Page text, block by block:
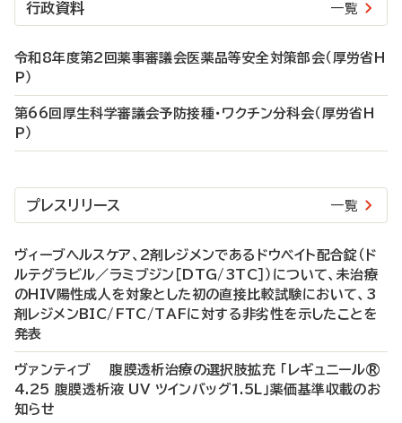
行政資料 一覧
令和8年度第2回薬事審議会医薬品等安全対策部会（厚労省H
P）
第66回厚生科学審議会予防接種・ワクチン分科会（厚労省H
P）
プレスリリース 一覧
ヴィーブヘルスケア、2剤レジメンであるドウベイト配合錠（ド
ルテグラビル／ラミブジン［DTG/3TC］）について、未治療
のHIV陽性成人を対象とした初の直接比較試験において、3
剤レジメンBIC/FTC/TAFに対する非劣性を示したことを
発表
ヴァンティブ 腹膜透析治療の選択肢拡充 「レギュニール®
4.25 腹膜透析液 UV ツインバッグ1.5L」薬価基準収載のお
知らせ